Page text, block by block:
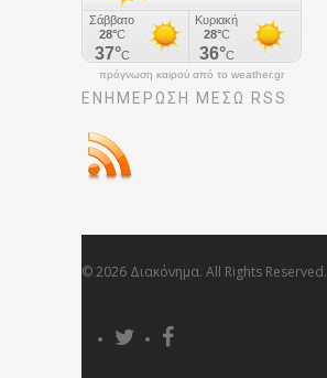
πρόγνωση καιρού από το weather.gr
ΕΝΗΜΈΡΩΣΉ ΜΕΣΩ RSS
© 2026 Διακόνημα. All Rights Reserved.